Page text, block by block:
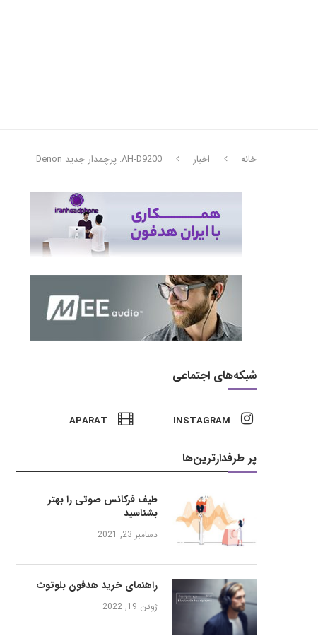
خانه اخبار AH-D9200: پرچمدار جدید Denon
شبکه‌های اجتماعی
INSTAGRAM
APARAT
پر طرفدارترین‌ها
طیف فرکانس صوتی را بهتر
بشناسید
دسامبر 23, 2021
راهنمای خرید هدفون بلوتوث
ژوئن 19, 2022